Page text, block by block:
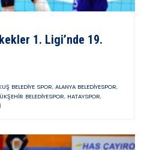
1. Ligi’nde 19.
BELEDIYE SPOR, ALANYA BELEDIYESPOR,
BELEDIYESPOR, HATAYSPOR,